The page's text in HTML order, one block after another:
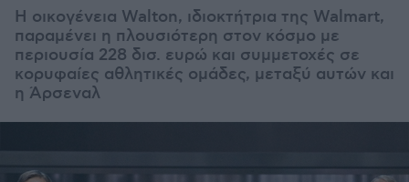
Η οικογένεια Walton, ιδιοκτήτρια της Walmart,
παραμένει η πλουσιότερη στον κόσμο με
περιουσία 228 δισ. ευρώ και συμμετοχές σε
κορυφαίες αθλητικές ομάδες, μεταξύ αυτών και
η Άρσεναλ